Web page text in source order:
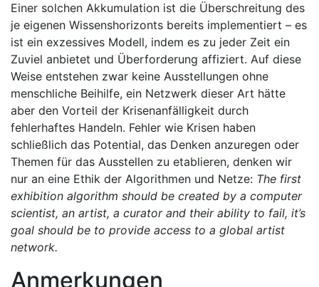
Einer solchen Akkumulation ist die Überschreitung des
je eigenen Wissenshorizonts bereits implementiert – es
ist ein exzessives Modell, indem es zu jeder Zeit ein
Zuviel anbietet und Überforderung affiziert. Auf diese
Weise entstehen zwar keine Ausstellungen ohne
menschliche Beihilfe, ein Netzwerk dieser Art hätte
aber den Vorteil der Krisenanfälligkeit durch
fehlerhaftes Handeln. Fehler wie Krisen haben
schließlich das Potential, das Denken anzuregen oder
Themen für das Ausstellen zu etablieren, denken wir
nur an eine Ethik der Algorithmen und Netze: The first
exhibition algorithm should be created by a computer
scientist, an artist, a curator and their ability to fail, it’s
goal should be to provide access to a global artist
network.
Anmerkungen